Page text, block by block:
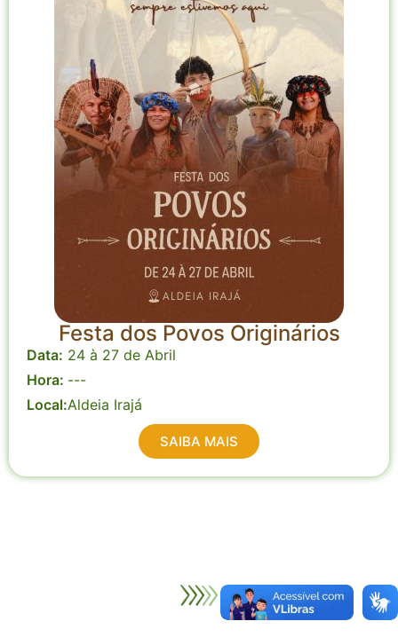
Festa dos Povos Originários
Data:
Hora:
Local:
24 à 27 de Abril
---
Aldeia Irajá
SAIBA MAIS